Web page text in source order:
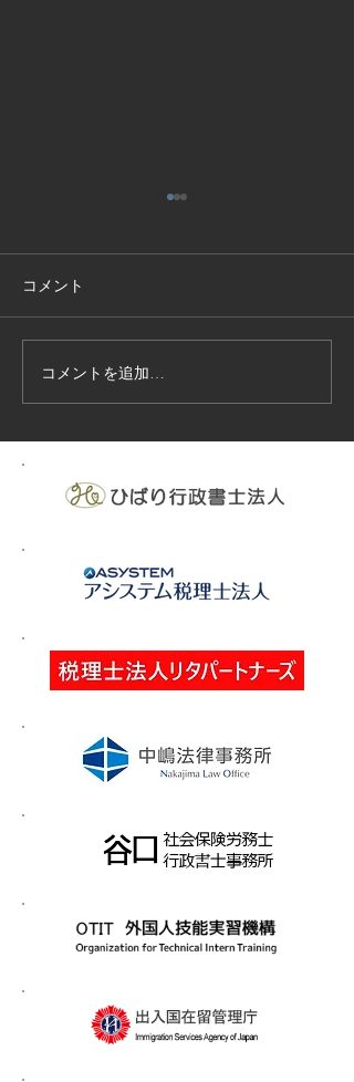
技能実習生１２名入国-フ
ィリピン、ベトナム
コメント
コメントを追加…